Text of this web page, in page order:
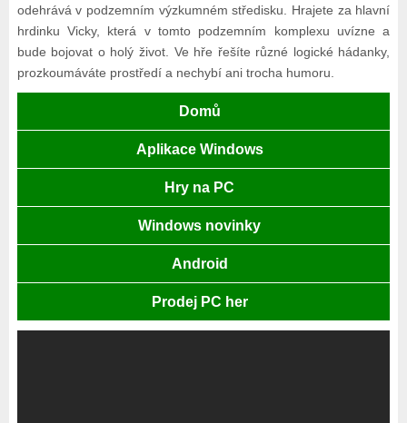
odehrává v podzemním výzkumném středisku. Hrajete za hlavní
hrdinku Vicky, která v tomto podzemním komplexu uvízne a
bude bojovat o holý život. Ve hře řešíte různé logické hádanky,
prozkoumáváte prostředí a nechybí ani trocha humoru.
Domů
Aplikace Windows
Hry na PC
Windows novinky
Android
Prodej PC her